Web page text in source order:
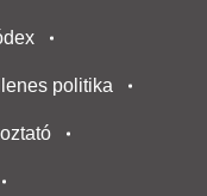
politika